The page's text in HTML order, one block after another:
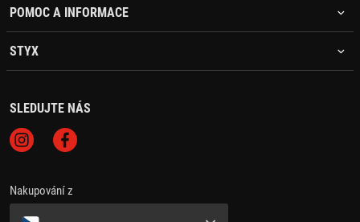
POMOC A INFORMACE
STYX
SLEDUJTE NÁS
Nakupování z